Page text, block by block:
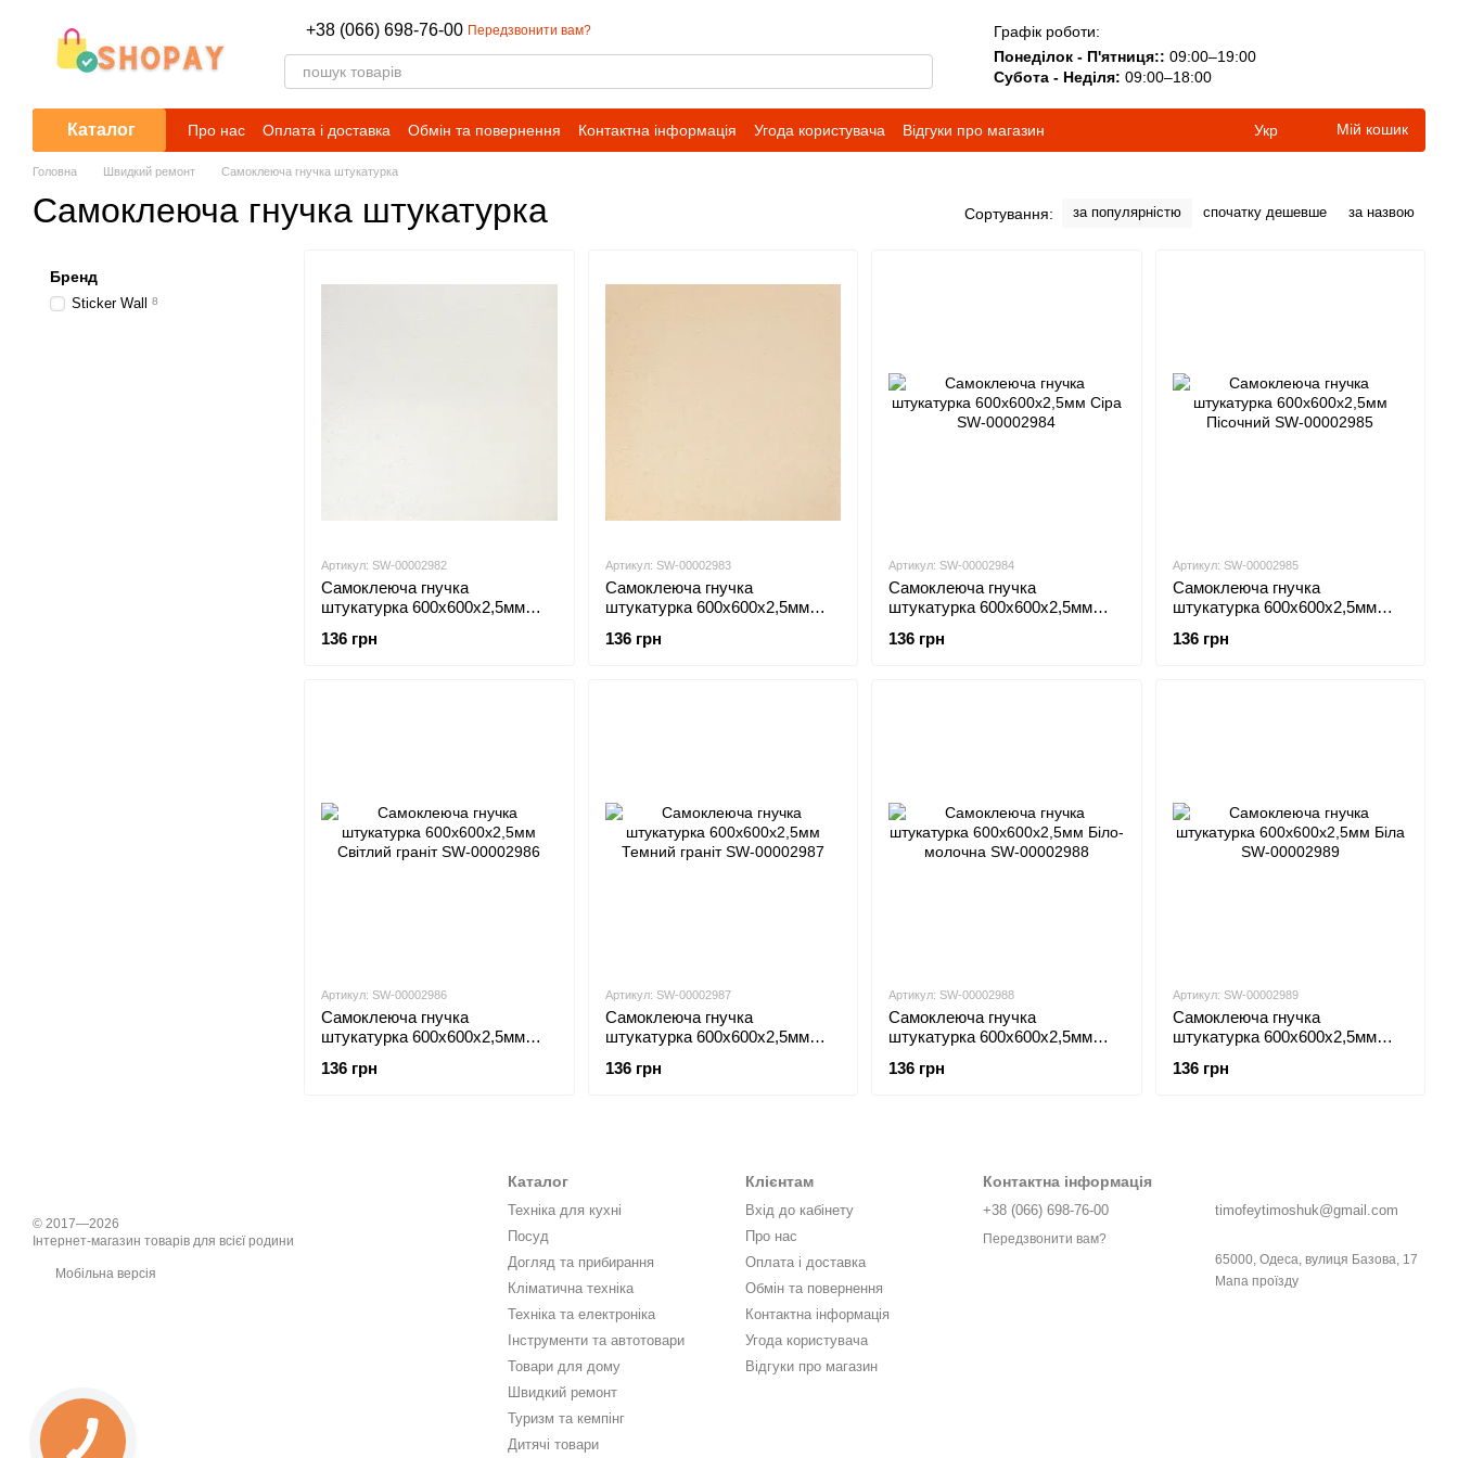
+38 (066) 698-76-00 Передзвонити вам?
Графік роботи:
Понеділок - П'ятниця:: 09:00–19:00
Субота - Неділя: 09:00–18:00
Каталог Про нас Оплата і доставка Обмін та повернення Контактна інформація Угода користувача Відгуки про магазин Укр Мій кошик
Головна Швидкий ремонт Самоклеюча гнучка штукатурка
Самоклеюча гнучка штукатурка Сортування: за популярністю спочатку дешевше за назвою
Артикул: SW-00002982
Самоклеюча гнучка
штукатурка 600х600х2,5мм
136 грн
Артикул: SW-00002983
Самоклеюча гнучка
штукатурка 600х600х2,5мм
136 грн
Артикул: SW-00002984
Самоклеюча гнучка
штукатурка 600х600х2,5мм
136 грн
Артикул: SW-00002985
Самоклеюча гнучка
штукатурка 600х600х2,5мм
136 грн
Артикул: SW-00002986
Самоклеюча гнучка
штукатурка 600х600х2,5мм
136 грн
Артикул: SW-00002987
Самоклеюча гнучка
штукатурка 600х600х2,5мм
136 грн
Артикул: SW-00002988
Самоклеюча гнучка
штукатурка 600х600х2,5мм
136 грн
Артикул: SW-00002989
Самоклеюча гнучка
штукатурка 600х600х2,5мм
136 грн
Бренд
Sticker Wall 8
© 2017—2026
Інтернет-магазин товарів для всієї родини
Мобільна версія
Каталог
Техніка для кухні
Посуд
Догляд та прибирання
Кліматична техніка
Техніка та електроніка
Інструменти та автотовари
Товари для дому
Швидкий ремонт
Туризм та кемпінг
Дитячі товари
Клієнтам
Вхід до кабінету
Про нас
Оплата і доставка
Обмін та повернення
Контактна інформація
Угода користувача
Відгуки про магазин
Контактна інформація
+38 (066) 698-76-00
Передзвонити вам?
timofeytimoshuk@gmail.com
65000, Одеса, вулиця Базова, 17
Мапа проїзду